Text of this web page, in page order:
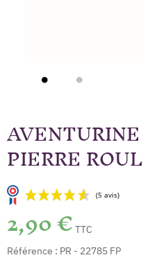
PIERRE
2,90 € TTC
Référence : PR - 22785 FP